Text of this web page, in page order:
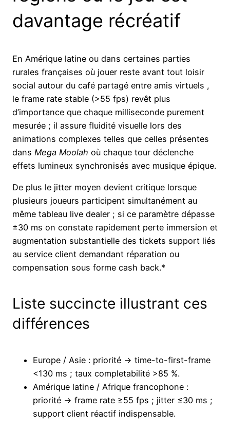
davantage récréatif
En Amérique latine ou dans certaines parties
rurales françaises où jouer reste avant tout loisir
social autour du café partagé entre amis virtuels ,
le frame rate stable (>55 fps) revêt plus
d’importance que chaque milliseconde purement
mesurée ; il assure fluidité visuelle lors des
animations complexes telles que celles présentes
dans Mega Moolah où chaque tour déclenche
effets lumineux synchronisés avec musique épique.
De plus le jitter moyen devient critique lorsque
plusieurs joueurs participent simultanément au
même tableau live dealer ; si ce paramètre dépasse
±30 ms on constate rapidement perte immersion et
augmentation substantielle des tickets support liés
au service client demandant réparation ou
compensation sous forme cash back.*
Liste succincte illustrant ces
différences
Europe / Asie : priorité → time-to-first-frame
<130 ms ; taux completabilité >85 %.
Amérique latine / Afrique francophone :
priorité → frame rate ≥55 fps ; jitter ≤30 ms ;
support client réactif indispensable.